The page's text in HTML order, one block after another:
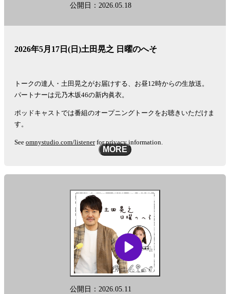
公開日：2026.05.18
2026年5月17日(日)土田晃之 日曜のへそ
トークの達人・土田晃之がお届けする、お昼12時からの生放送。
パートナーは元乃木坂46の新内眞衣。
ポッドキャストでは番組のオープニングトークをお聴きいただけま
す。
See omnystudio.com/listenerfor privacy information.
MORE
公開日：2026.05.11